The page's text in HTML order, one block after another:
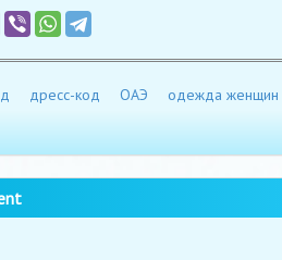
дресс-код ОАЭ одежда женщин